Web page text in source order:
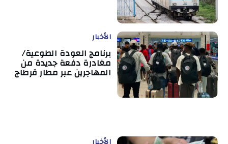
الأخبار
برنامج العودة الطوعية/
مغادرة دفعة جديدة من
المهاجرين عبر مطار قرطاج